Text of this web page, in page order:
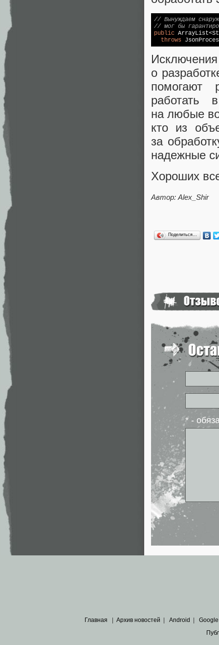
// Вынуждаем
// мог бы
public
throws
о
помогают
работать
на любые
кто из
за
надежные
Хороших
Автор: Alex_Shir
Поделиться…
* -
Главная Архив новостей Android Google